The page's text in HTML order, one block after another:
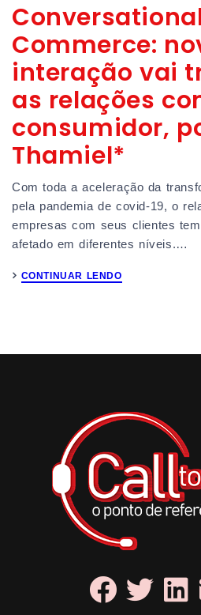
Commerce:
interação vai
as relações
consumidor,
Thamiel*
Com toda a aceleração da
pela pandemia de covid-19, o
empresas com seus clientes
afetado em diferentes níveis.…
CONTINUAR LENDO